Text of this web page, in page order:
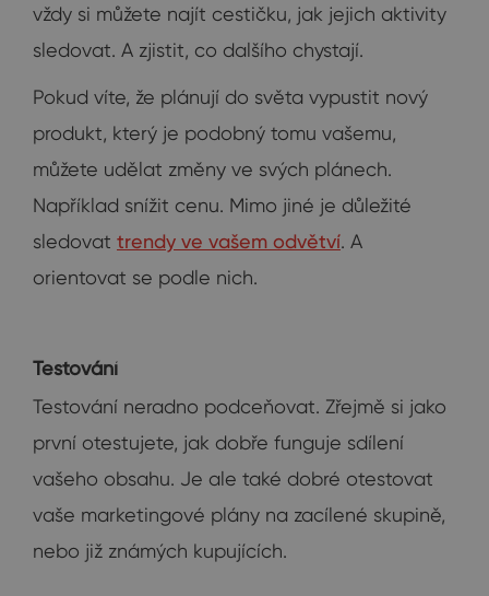
vždy si můžete najít cestičku, jak jejich aktivity
sledovat. A zjistit, co dalšího chystají.
Pokud víte, že plánují do světa vypustit nový
produkt, který je podobný tomu vašemu,
můžete udělat změny ve svých plánech.
Například snížit cenu. Mimo jiné je důležité
sledovat trendy ve vašem odvětví. A
orientovat se podle nich.
Testování
Testování neradno podceňovat. Zřejmě si jako
první otestujete, jak dobře funguje sdílení
vašeho obsahu. Je ale také dobré otestovat
vaše marketingové plány na zacílené skupině,
nebo již známých kupujících.